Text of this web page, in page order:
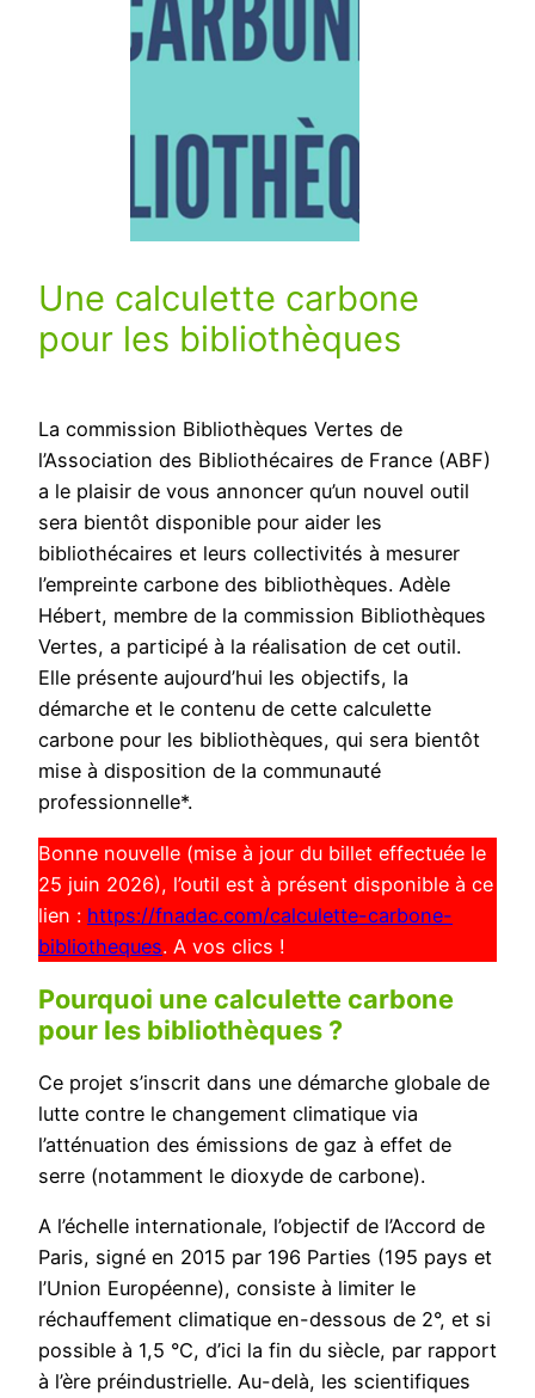
Une calculette carbone
pour les bibliothèques
La commission Bibliothèques Vertes de
l’Association des Bibliothécaires de France (ABF)
a le plaisir de vous annoncer qu’un nouvel outil
sera bientôt disponible pour aider les
bibliothécaires et leurs collectivités à mesurer
l’empreinte carbone des bibliothèques. Adèle
Hébert, membre de la commission Bibliothèques
Vertes, a participé à la réalisation de cet outil.
Elle présente aujourd’hui les objectifs, la
démarche et le contenu de cette calculette
carbone pour les bibliothèques, qui sera bientôt
mise à disposition de la communauté
professionnelle*.
Bonne nouvelle (mise à jour du billet effectuée le
25 juin 2026), l’outil est à présent disponible à ce
lien : https://fnadac.com/calculette-carbone-
bibliotheques. A vos clics !
Pourquoi une calculette carbone
pour les bibliothèques ?
Ce projet s’inscrit dans une démarche globale de
lutte contre le changement climatique via
l’atténuation des émissions de gaz à effet de
serre (notamment le dioxyde de carbone).
A l’échelle internationale, l’objectif de l’Accord de
Paris, signé en 2015 par 196 Parties (195 pays et
l’Union Européenne), consiste à limiter le
réchauffement climatique en-dessous de 2°, et si
possible à 1,5 °C, d’ici la fin du siècle, par rapport
à l’ère préindustrielle. Au-delà, les scientifiques